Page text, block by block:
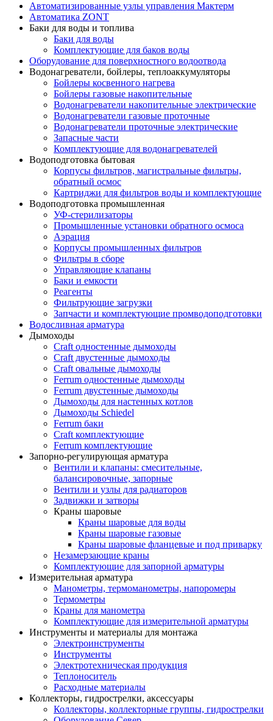
Автоматизированные узлы управления Мактерм
Автоматика ZONT
Баки для воды и топлива
Баки для воды
Комплектующие для баков воды
Оборудование для поверхностного водоотвода
Водонагреватели, бойлеры, теплоаккумуляторы
Бойлеры косвенного нагрева
Бойлеры газовые накопительные
Водонагреватели накопительные электрические
Водонагреватели газовые проточные
Водонагреватели проточные электрические
Запасные части
Комплектующие для водонагревателей
Водоподготовка бытовая
Корпусы фильтров, магистральные фильтры,
обратный осмос
Картриджи для фильтров воды и комплектующие
Водоподготовка промышленная
УФ-стерилизаторы
Промышленные установки обратного осмоса
Аэрация
Корпусы промышленных фильтров
Фильтры в сборе
Управляющие клапаны
Баки и емкости
Реагенты
Фильтрующие загрузки
Запчасти и комплектующие промводоподготовки
Водосливная арматура
Дымоходы
Craft одностенные дымоходы
Craft двустенные дымоходы
Craft овальные дымоходы
Ferrum одностенные дымоходы
Ferrum двустенные дымоходы
Дымоходы для настенных котлов
Дымоходы Schiedel
Ferrum баки
Craft комплектующие
Ferrum комплектующие
Запорно-регулирующая арматура
Вентили и клапаны: смесительные,
балансировочные, запорные
Вентили и узлы для радиаторов
Задвижки и затворы
Краны шаровые
Краны шаровые для воды
Краны шаровые газовые
Краны шаровые фланцевые и под приварку
Незамерзающие краны
Комплектующие для запорной арматуры
Измерительная арматура
Манометры, термоманометры, напоромеры
Термометры
Краны для манометра
Комплектующие для измерительной арматуры
Инструменты и материалы для монтажа
Электроинструменты
Инструменты
Электротехническая продукция
Теплоноситель
Расходные материалы
Коллекторы, гидрострелки, аксессуары
Коллекторы, коллекторные группы, гидрострелки